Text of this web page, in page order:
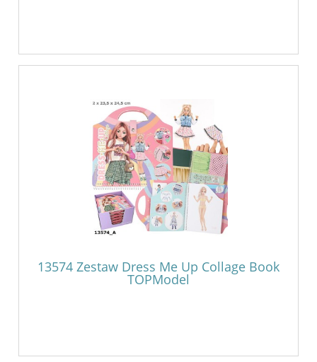
13574 Zestaw Dress Me Up Collage Book
TOPModel